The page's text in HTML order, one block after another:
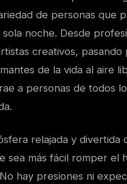
de personas que
noche. Desde
creativos, pasando
de la vida al aire
a personas de todos
relajada y divertida
sea más fácil romper el
hay presiones ni